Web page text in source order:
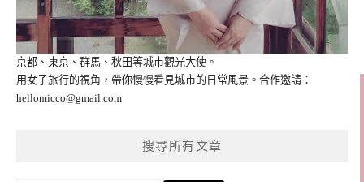
京都、東京、群馬、秋田等城市觀光大使。
用女子旅行的視角，帶你慢慢看見城市的日常風景。合作邀請：
hellomicco@gmail.com
搜尋所有文章